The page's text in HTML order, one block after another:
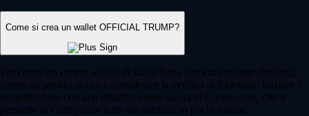
Come si crea un wallet OFFICIAL TRUMP?
Per creare un crypto wallet, di solito basta scaricare un’app dedicata,
creare un profilo sicuro e completare la verifica dell'identità. Iniziare è
semplicissimo con app intuitive come quella di Crypto.com, che ti
permette di configurare tutto dal telefono in pochi minuti.